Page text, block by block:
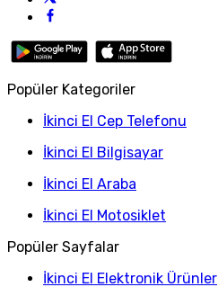
Popüler Kategoriler
İkinci El Cep Telefonu
İkinci El Bilgisayar
İkinci El Araba
İkinci El Motosiklet
Popüler Sayfalar
İkinci El Elektronik Ürünler